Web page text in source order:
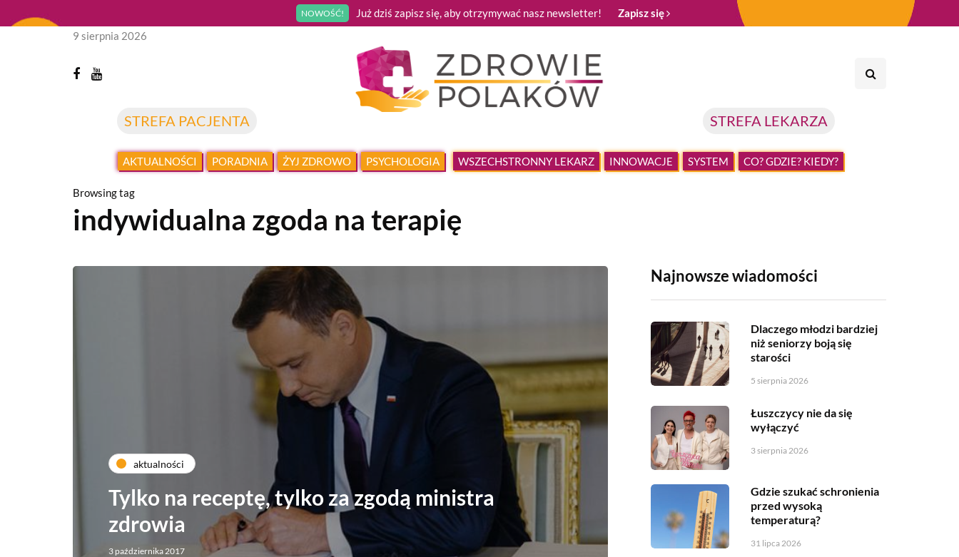
NOWOŚĆ! Już dziś zapisz się, aby otrzymywać nasz newsletter! Zapisz się
STREFA PACJENTA STREFA LEKARZA
9 sierpnia 2026
AKTUALNOŚCI PORADNIA ŻYJ ZDROWO PSYCHOLOGIA WSZECHSTRONNY LEKARZ INNOWACJE SYSTEM CO? GDZIE? KIEDY?
Browsing tag
indywidualna zgoda na terapię
aktualności
Tylko na receptę, tylko za zgodą ministra
zdrowia
3 października 2017
Najnowsze wiadomości
Dlaczego młodzi bardziej
niż seniorzy boją się
starości
5 sierpnia 2026
Łuszczycy nie da się
wyłączyć
3 sierpnia 2026
Gdzie szukać schronienia
przed wysoką
temperaturą?
31 lipca 2026